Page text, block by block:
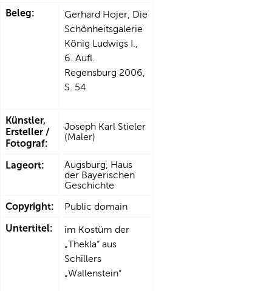
Beleg:
Gerhard Hojer, Die
Schönheitsgalerie
König Ludwigs I.,
6. Aufl.
Regensburg 2006,
S. 54
Künstler,
Ersteller /
Fotograf:
Joseph Karl Stieler
(Maler)
Lageort:
Augsburg, Haus
der Bayerischen
Geschichte
Copyright: Public domain
Untertitel:
im Kostüm der
„Thekla“ aus
Schillers
„Wallenstein“